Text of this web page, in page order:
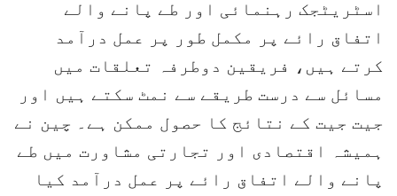
اسٹریٹجک رہنمائی اور طے پانے والے
اتفاق رائے پر مکمل طور پر عمل درآمد
کرتے ہیں، فریقین دوطرفہ تعلقات میں
مسائل سے درست طریقے سے نمٹ سکتے ہیں اور
جیت جیت کے نتائج کا حصول ممکن ہے۔ چین نے
ہمیشہ اقتصادی اور تجارتی مشاورت میں طے
پانے والے اتفاق رائے پر عمل درآمد کیا